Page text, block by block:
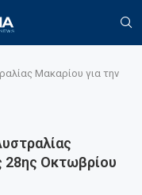
Μακαρίου για την
28ης Οκτωβρίου